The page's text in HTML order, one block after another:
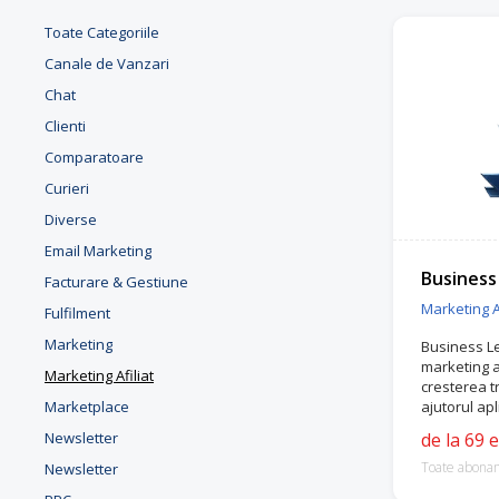
Toate Categoriile
Canale de Vanzari
Chat
Clienti
Comparatoare
Curieri
Diverse
Email Marketing
Facturare & Gestiune
Fulfilment
Marketing
Marketing Afiliat
Marketplace
Newsletter
Newsletter
Marketing
Business
marketing
cresterea
ajutorul
marketing
de la 69
Toate